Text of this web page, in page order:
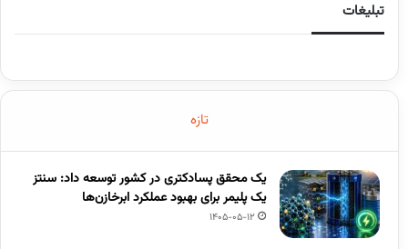
تبلیغات
تازه
یک محقق پسادکتری در کشور توسعه داد: سنتز
یک پلیمر برای بهبود عملکرد ابرخازن‌ها
1405-05-12